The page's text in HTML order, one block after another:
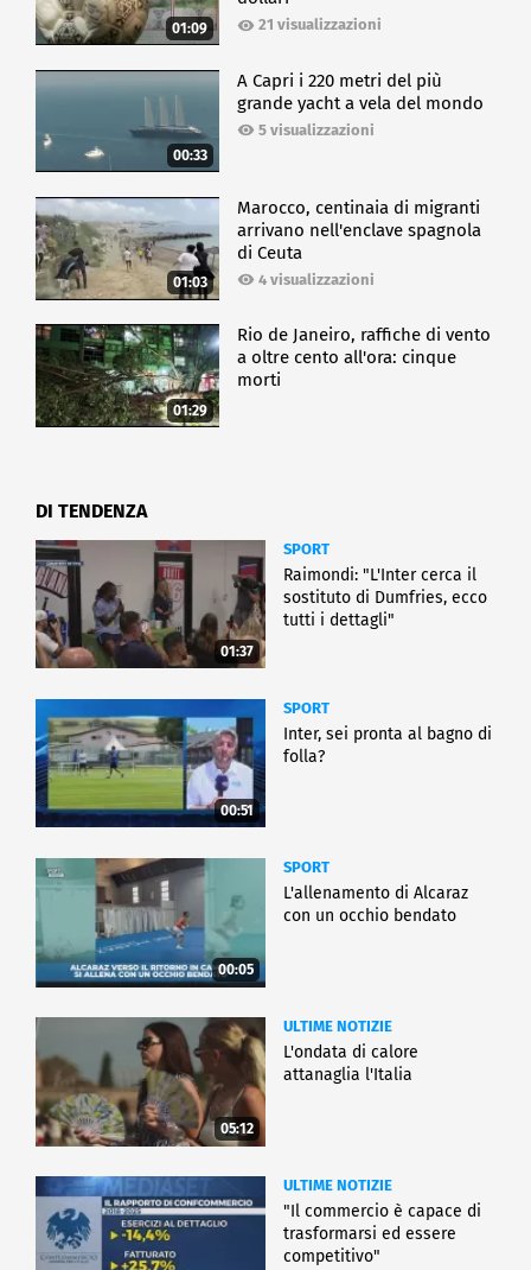
01:09 21 visualizzazioni
00:33
A Capri i 220 metri del più
grande yacht a vela del mondo
5 visualizzazioni
01:03
Marocco, centinaia di migranti
arrivano nell'enclave spagnola
di Ceuta
4 visualizzazioni
01:29
Rio de Janeiro, raffiche di vento
a oltre cento all'ora: cinque
morti
DI TENDENZA
01:37
SPORT
Raimondi: "L'Inter cerca il
sostituto di Dumfries, ecco
tutti i dettagli"
00:51
SPORT
Inter, sei pronta al bagno di
folla?
00:05
SPORT
L'allenamento di Alcaraz
con un occhio bendato
05:12
ULTIME NOTIZIE
L'ondata di calore
attanaglia l'Italia
ULTIME NOTIZIE
"Il commercio è capace di
trasformarsi ed essere
competitivo"